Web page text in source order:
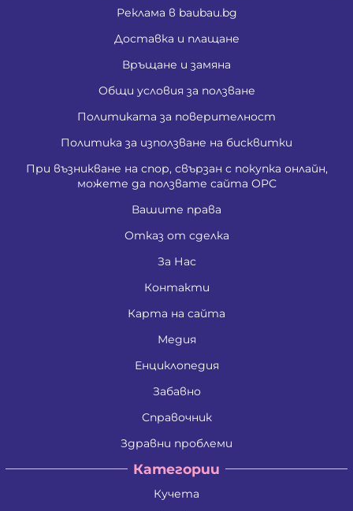
Реклама в baubau.bg
Доставка и плащане
Връщане и замяна
Общи условия за ползване
Политиката за поверителност
Политика за използване на бисквитки
При възникване на спор, свързан с покупка онлайн,
можете да ползвате сайта ОРС
Вашите права
Отказ от сделка
За Нас
Контакти
Карта на сайта
Медия
Енциклопедия
Забавно
Справочник
Здравни проблеми
Категории
Кучета